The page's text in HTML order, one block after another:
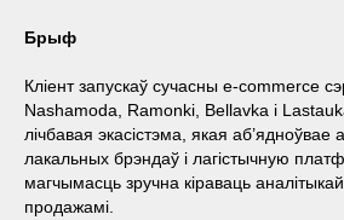
Брыф
Кліент запускаў сучасны e-commerce
Nashamoda, Ramonki, Bellavka і
лічбавая экасістэма, якая
лакальных брэндаў і лагістычную
магчымасць зручна кіраваць
продажамі.